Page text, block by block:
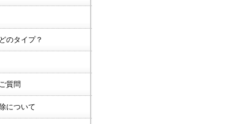
のタイプ？
質問
について